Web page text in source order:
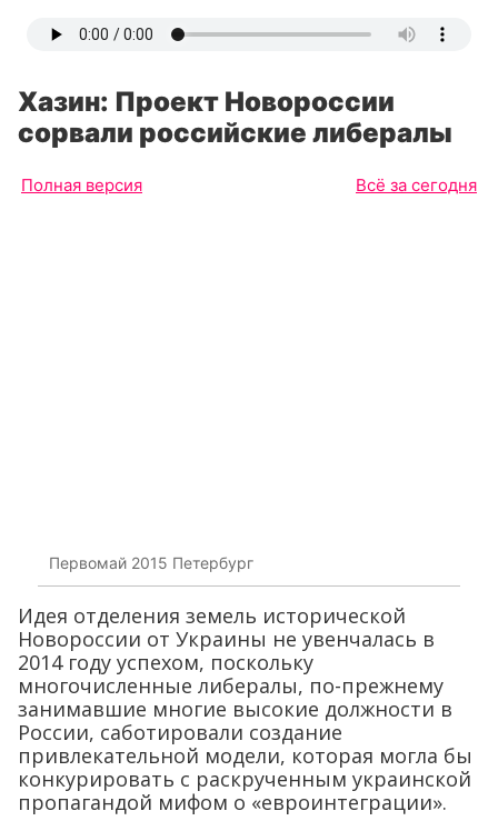
Хазин: Проект Новороссии
сорвали российские либералы
Полная версия Всё за сегодня
Первомай 2015 Петербург
Идея отделения земель исторической
Новороссии от Украины не увенчалась в
2014 году успехом, поскольку
многочисленные либералы, по-прежнему
занимавшие многие высокие должности в
России, саботировали создание
привлекательной модели, которая могла бы
конкурировать с раскрученным украинской
пропагандой мифом о «евроинтеграции».